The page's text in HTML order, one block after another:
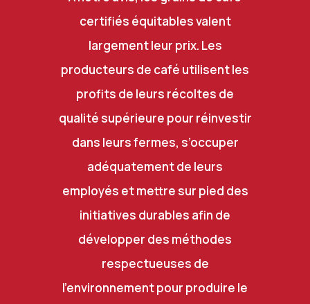
certifiés équitables valent
largement leur prix. Les
producteurs de café utilisent les
profits de leurs récoltes de
qualité supérieure pour réinvestir
dans leurs fermes, s’occuper
adéquatement de leurs
employés et mettre sur pied des
initiatives durables afin de
développer des méthodes
respectueuses de
l’environnement pour produire le